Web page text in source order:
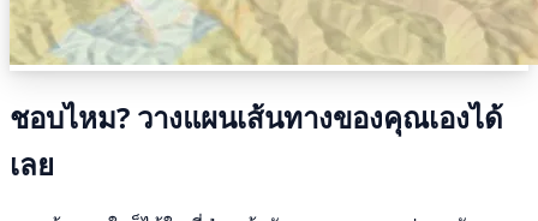
ชอบไหม? วางแผนเส้นทางของคุณเองได้
เลย